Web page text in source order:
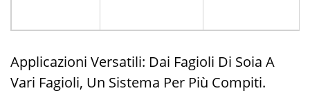
Applicazioni Versatili: Dai Fagioli Di Soia A
Vari Fagioli, Un Sistema Per Più Compiti.